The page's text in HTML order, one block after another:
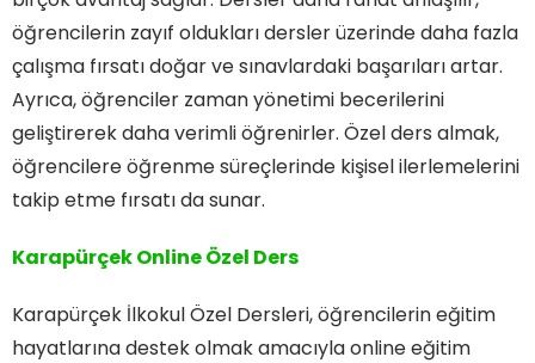
öğrencilerin zayıf oldukları dersler üzerinde daha fazla
çalışma fırsatı doğar ve sınavlardaki başarıları artar.
Ayrıca, öğrenciler zaman yönetimi becerilerini
geliştirerek daha verimli öğrenirler. Özel ders almak,
öğrencilere öğrenme süreçlerinde kişisel ilerlemelerini
takip etme fırsatı da sunar.
Karapürçek Online Özel Ders
Karapürçek İlkokul Özel Dersleri, öğrencilerin eğitim
hayatlarına destek olmak amacıyla online eğitim